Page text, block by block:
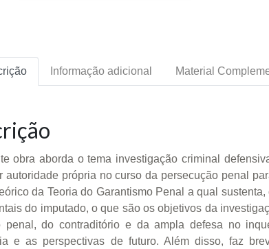
Informação adicional Material
obra aborda o tema investigação criminal
autoridade própria no curso da persecução penal
da Teoria do Garantismo Penal a qual
do imputado, o que são os objetivos da
penal, do contraditório e da ampla defesa no
e as perspectivas de futuro. Além disso, faz